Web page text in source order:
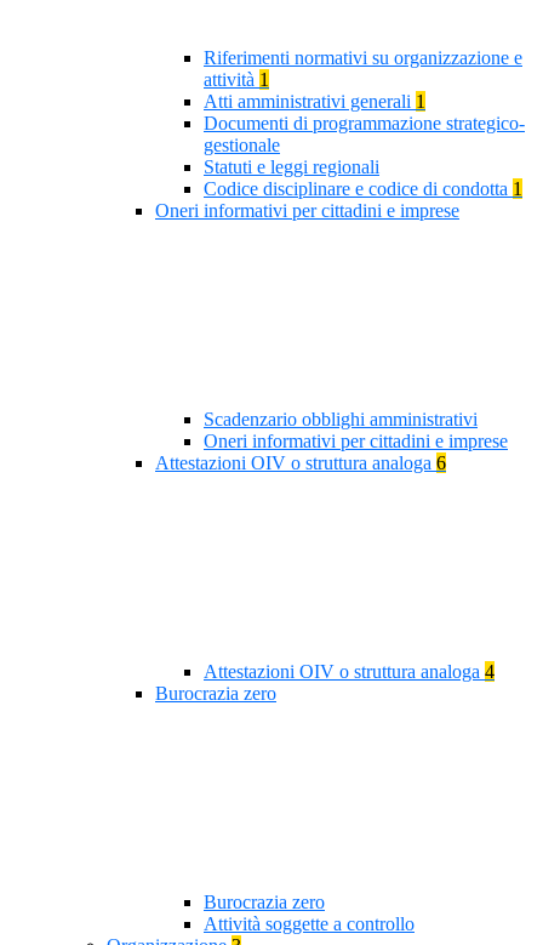
Riferimenti normativi su organizzazione e
attività 1
Atti amministrativi generali 1
Documenti di programmazione strategico-
gestionale
Statuti e leggi regionali
Codice disciplinare e codice di condotta 1
Oneri informativi per cittadini e imprese
Scadenzario obblighi amministrativi
Oneri informativi per cittadini e imprese
Attestazioni OIV o struttura analoga 6
Attestazioni OIV o struttura analoga 4
Burocrazia zero
Burocrazia zero
Attività soggette a controllo